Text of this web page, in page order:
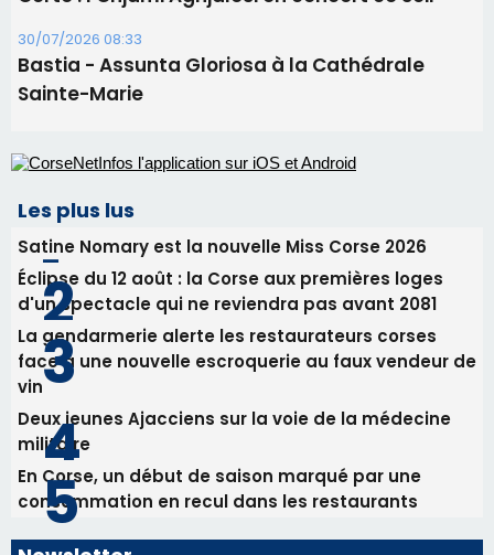
Satine Nomary est la nouvelle Miss Corse 2026
Éclipse du 12 août : la Corse aux premières loges
d'un spectacle qui ne reviendra pas avant 2081
face à une nouvelle escroquerie au faux vendeur de
Deux jeunes Ajacciens sur la voie de la médecine
militaire
En Corse, un début de saison marqué par une
consommation en recul dans les restaurants
Newsletter
Inscrivez-vous à la newsletter de CNI et recevez par
email les infos les plus importantes et une sélection de
nos meilleurs articles